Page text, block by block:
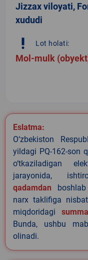
Jizzax viloyati,
xududi
priority_high Lot holati:
Mol-mulk
Eslatma:
O‘zbekiston
yildagi PQ-162-son
o‘tkaziladigan
jarayonida,
qadamdan
narx taklifiga
miqdoridagi
Bunda, ushbu
olinadi.